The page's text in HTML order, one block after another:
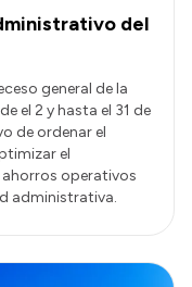
del
general de la
el 2 y hasta el 31 de
de ordenar el
el
operativos
administrativa.